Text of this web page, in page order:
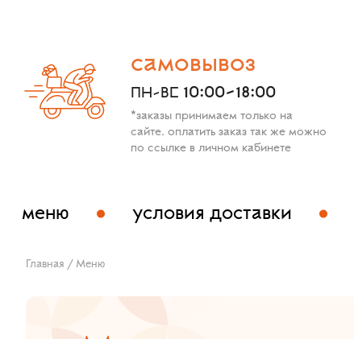
самовывоз
ПН-ВС 10:00-18:00
*заказы принимаем только на
сайте. оплатить заказ так же можно
по ссылке в личном кабинете
меню условия доставки
Главная / Меню